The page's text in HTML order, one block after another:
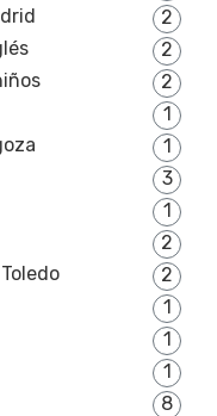
2
2
2
1
1
3
1
2
2
1
1
1
8